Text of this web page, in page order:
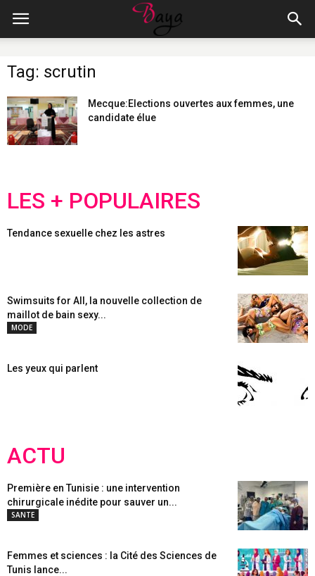
Tag: scrutin
Mecque:Elections ouvertes aux femmes, une
candidate élue
LES + POPULAIRES
Tendance sexuelle chez les astres
Swimsuits for All, la nouvelle collection de
maillot de bain sexy...
MODE
Les yeux qui parlent
ACTU
Première en Tunisie : une intervention
chirurgicale inédite pour sauver un...
SANTE
Femmes et sciences : la Cité des Sciences de
Tunis lance...